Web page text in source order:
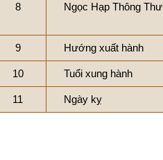
8 Ngọc Hạp Thông Thư
9 Hướng xuất hành
10 Tuổi xung hành
11 Ngày kỵ